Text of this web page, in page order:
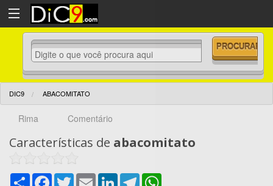
DIC9 ABACOMITATO
Rima Comentário
Características de abacomitato
ShareFacebook
TwitterEmailLinkedInTelegram